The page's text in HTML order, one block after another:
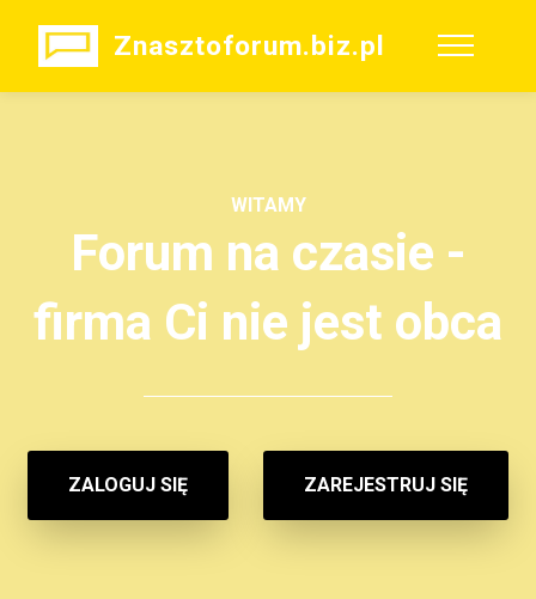
Znasztoforum.biz.pl
WITAMY
Forum na czasie -
firma Ci nie jest obca
ZALOGUJ SIĘ ZAREJESTRUJ SIĘ